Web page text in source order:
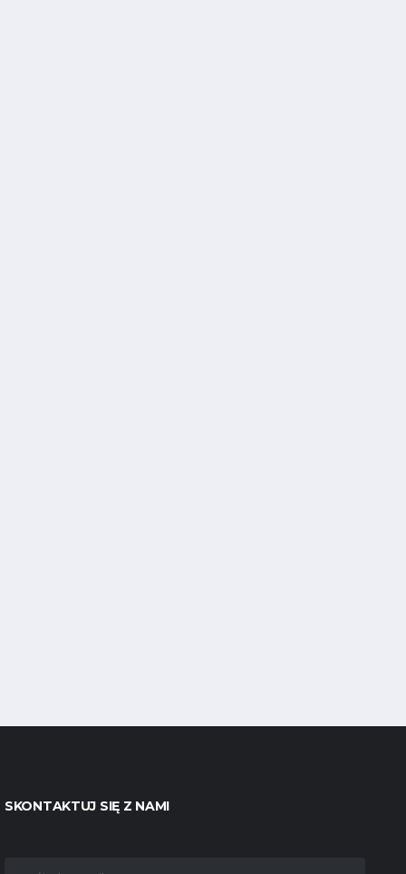
SKONTAKTUJ SIĘ Z NAMI